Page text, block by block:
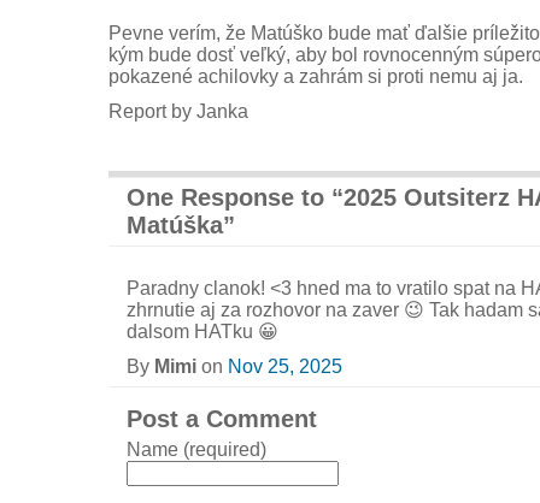
Pevne verím, že Matúško bude mať ďalšie
kým bude dosť veľký, aby bol rovnocenným
pokazené achilovky a zahrám si proti nemu aj ja.
Report by Janka
One Response to “2025 Outsiterz
Matúška”
Paradny clanok! <3 hned ma to vratilo spat na
zhrnutie aj za rozhovor na zaver 😉 Tak hadam
dalsom HATku 😀
By Mimi on Nov 25, 2025
Post a Comment
Name (required)